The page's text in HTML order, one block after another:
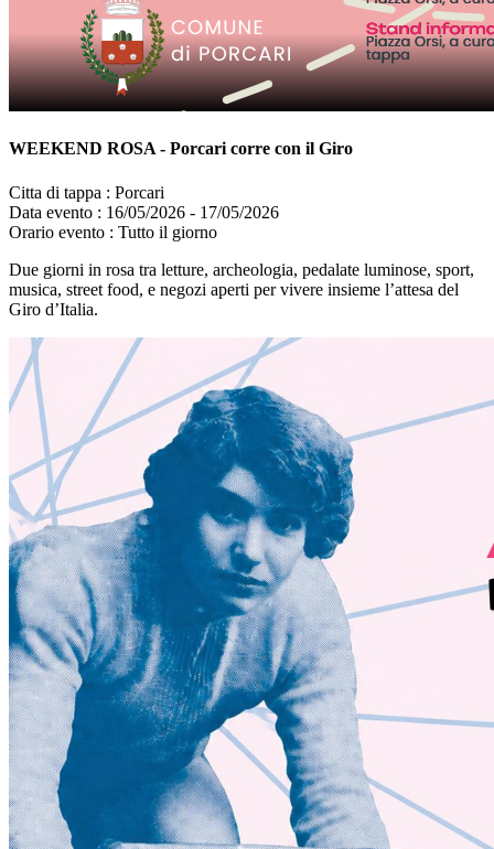
WEEKEND ROSA - Porcari corre con il Giro
Citta di tappa : Porcari
Data evento : 16/05/2026 - 17/05/2026
Orario evento : Tutto il giorno
Due giorni in rosa tra letture, archeologia, pedalate luminose, sport,
musica, street food, e negozi aperti per vivere insieme l’attesa del
Giro d’Italia.